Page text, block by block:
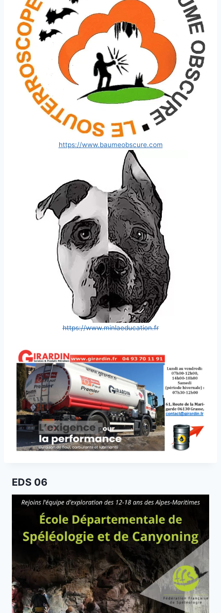
https://www.baumeobscure.com
https://www.minlaeducation.fr
EDS 06